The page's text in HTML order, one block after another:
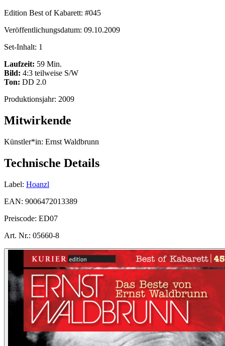
Edition Best of Kabarett: #045
Veröffentlichungsdatum: 09.10.2009
Set-Inhalt: 1
Laufzeit: 59 Min.
Bild: 4:3 teilweise S/W
Ton: DD 2.0
Produktionsjahr: 2009
Mitwirkende
Künstler*in: Ernst Waldbrunn
Technische Details
Label: Hoanzl
EAN: 9006472013389
Preiscode: ED07
Art. Nr.: 05660-8